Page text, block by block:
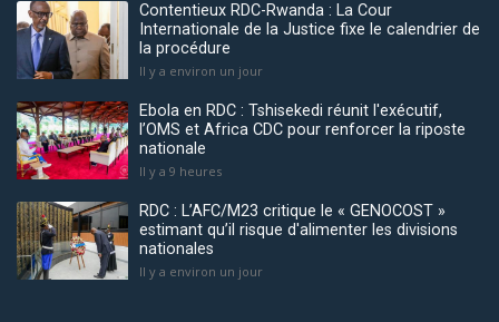
Contentieux RDC-Rwanda : La Cour
Internationale de la Justice fixe le calendrier de
la procédure
Il y a environ un jour
Ebola en RDC : Tshisekedi réunit l'exécutif,
l’OMS et Africa CDC pour renforcer la riposte
nationale
Il y a 9 heures
RDC : L’AFC/M23 critique le « GENOCOST »
estimant qu’il risque d'alimenter les divisions
nationales
Il y a environ un jour